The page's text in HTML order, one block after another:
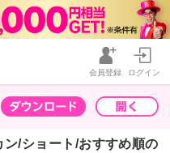
会員登録 ログイン
/ショート/おすすめ順の